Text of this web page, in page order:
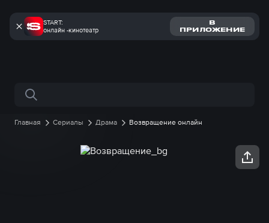
START:
онлайн -кинотеатр
В
ПРИЛОЖЕНИЕ
Поиск по сайту
Главная Сериалы Драма Возвращение онлайн